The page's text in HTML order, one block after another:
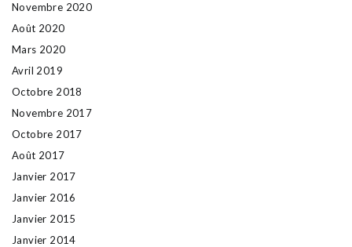
Novembre 2020
Août 2020
Mars 2020
Avril 2019
Octobre 2018
Novembre 2017
Octobre 2017
Août 2017
Janvier 2017
Janvier 2016
Janvier 2015
Janvier 2014